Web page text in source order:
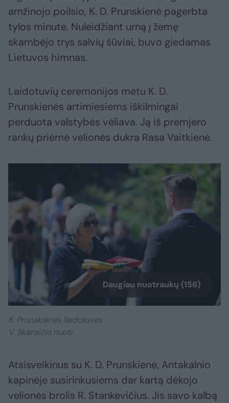
amžinojo poilsio, K. D. Prunskienė pagerbta
tylos minute. Nuleidžiant urną į žemę
skambėjo trys salvių šūviai, buvo giedamas
Lietuvos himnas.
Laidotuvių ceremonijos metu K. D.
Prunskienės artimiesiems iškilmingai
perduota valstybės vėliava. Ją iš premjero
rankų priėmė velionės dukra Rasa Vaitkienė.
Daugiau nuotraukų (156)
K. Prunskienės laidotuvės
V. Skaraičio nuotr.
Atsisveikinus su K. D. Prunskiene, Antakalnio
kapinėje susirinkusiems dar kartą dėkojo
velionės brolis R. Stankevičius. Jis savo kalbą